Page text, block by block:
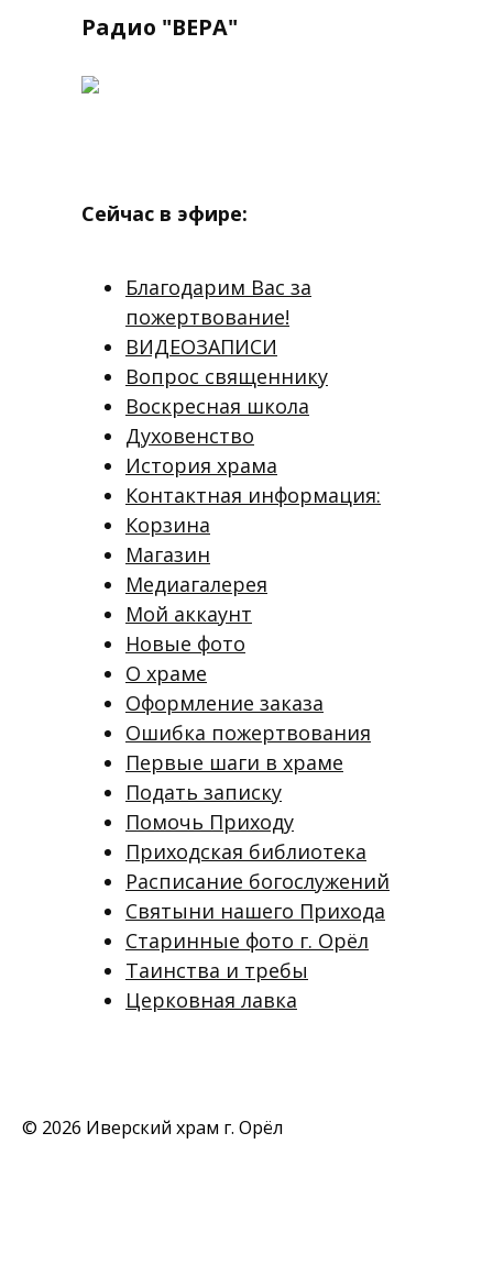
Радио "ВЕРА"
Сейчас в эфире:
Благодарим Вас за
пожертвование!
ВИДЕОЗАПИСИ
Вопрос священнику
Воскресная школа
Духовенство
История храма
Контактная информация:
Корзина
Магазин
Медиагалерея
Мой аккаунт
Новые фото
О храме
Оформление заказа
Ошибка пожертвования
Первые шаги в храме
Подать записку
Помочь Приходу
Приходская библиотека
Расписание богослужений
Святыни нашего Прихода
Старинные фото г. Орёл
Таинства и требы
Церковная лавка
© 2026 Иверский храм г. Орёл